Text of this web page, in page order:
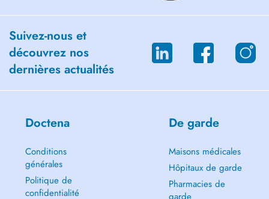
Suivez-nous et
découvrez nos
dernières actualités
Doctena
Conditions
générales
Politique de
confidentialité
De garde
Maisons médicales
Hôpitaux de garde
Pharmacies de